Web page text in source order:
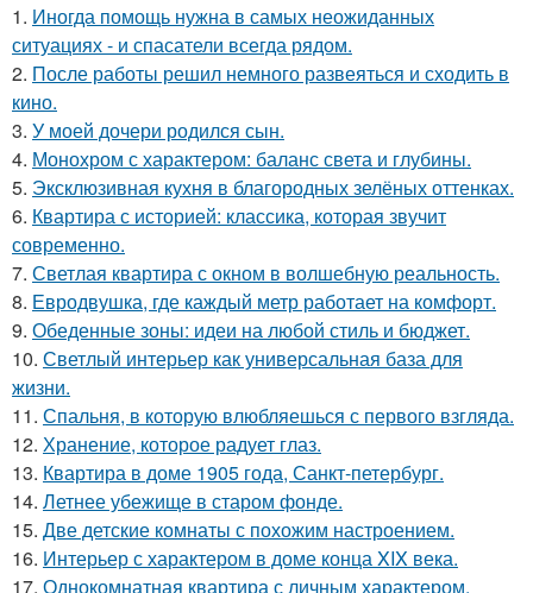
1. Иногда помощь нужна в самых неожиданных
ситуациях - и спасатели всегда рядом.
2. После работы решил немного развеяться и сходить в
кино.
3. У моей дочери родился сын.
4. Монохром с характером: баланс света и глубины.
5. Эксклюзивная кухня в благородных зелёных оттенках.
6. Квартира с историей: классика, которая звучит
современно.
7. Светлая квартира с окном в волшебную реальность.
8. Евродвушка, где каждый метр работает на комфорт.
9. Обеденные зоны: идеи на любой стиль и бюджет.
10. Светлый интерьер как универсальная база для
жизни.
11. Спальня, в которую влюбляешься с первого взгляда.
12. Хранение, которое радует глаз.
13. Квартира в доме 1905 года, Санкт-петербург.
14. Летнее убежище в старом фонде.
15. Две детские комнаты с похожим настроением.
16. Интерьер с характером в доме конца XIX века.
17. Однокомнатная квартира с личным характером.